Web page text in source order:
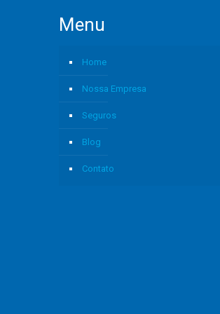
Menu
Home
Nossa Empresa
Seguros
Blog
Contato